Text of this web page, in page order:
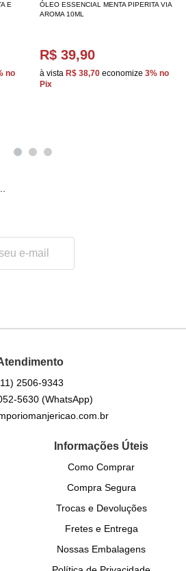
E
no
ÓLEO ESSENCIAL MENTA PIPERITA VIA
AROMA 10ML
R$ 39,90
à vista R$ 38,70 economize 3% no
Pix
2506-9343
5630(WhatsApp)
Informações Úteis
Como Comprar
Compra Segura
Trocas e Devoluções
Fretes e Entrega
Nossas Embalagens